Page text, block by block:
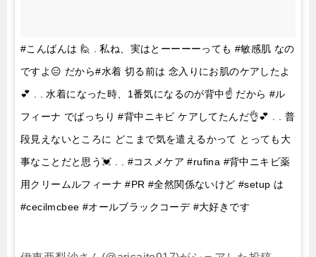
#こんばんは 🙋 . 私ね、実はとーーーーっても #敏感肌 なの
ですよ😑 だから#水着 切る前は 念入りにお肌のケアしたよ
💕 . . 水着になった時、1番気になるのが背中☝️ だから #ル
フィーナ でばっちり #背中ニキビ ケアしてたんだ👌💕 . . 普
段見えないところに どこまで気を遣えるかって とっても大
事なことだと思う💓 . . #コスメケア #rufina #背中ニキビ薬
用クリームルフィーナ #PR #全然関係ないけど #setup は
#cecilmcbee #オールブラックコーデ #大好きです